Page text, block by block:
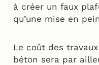
à créer un faux
qu’une mise en
Le coût des
béton sera par